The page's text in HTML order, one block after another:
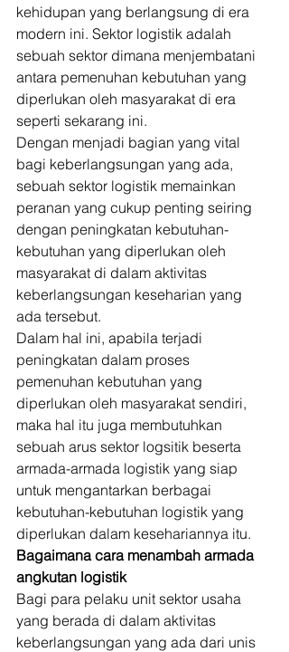
kehidupan yang berlangsung di era
modern ini. Sektor logistik adalah
sebuah sektor dimana menjembatani
antara pemenuhan kebutuhan yang
diperlukan oleh masyarakat di era
seperti sekarang ini.
Dengan menjadi bagian yang vital
bagi keberlangsungan yang ada,
sebuah sektor logistik memainkan
peranan yang cukup penting seiring
dengan peningkatan kebutuhan-
kebutuhan yang diperlukan oleh
masyarakat di dalam aktivitas
keberlangsungan keseharian yang
ada tersebut.
Dalam hal ini, apabila terjadi
peningkatan dalam proses
pemenuhan kebutuhan yang
diperlukan oleh masyarakat sendiri,
maka hal itu juga membutuhkan
sebuah arus sektor logsitik beserta
armada-armada logistik yang siap
untuk mengantarkan berbagai
kebutuhan-kebutuhan logistik yang
diperlukan dalam kesehariannya itu.
Bagaimana cara menambah armada
angkutan logistik
Bagi para pelaku unit sektor usaha
yang berada di dalam aktivitas
keberlangsungan yang ada dari unis